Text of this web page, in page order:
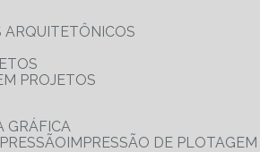
ARQUITETÔNICOS
PROJETOS
GRÁFICA
IMPRESSÃO DE PLOTAGEM